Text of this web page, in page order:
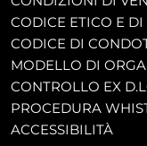
CODICE ETICO E
CODICE DI
MODELLO DI
CONTROLLO EX
PROCEDURA
ACCESSIBILITÀ